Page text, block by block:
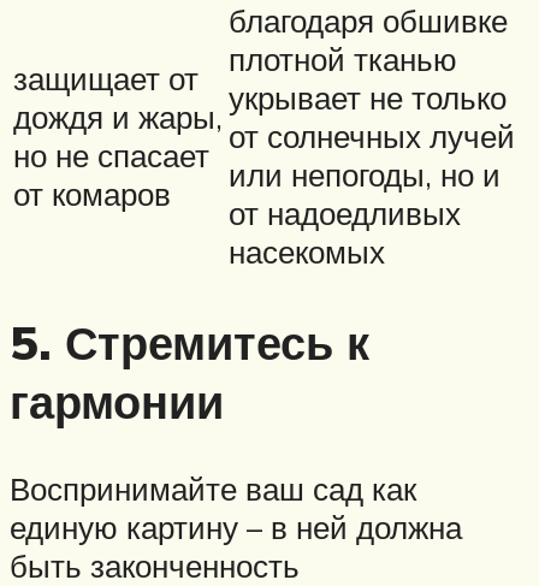
защищает от
дождя и жары,
но не спасает
от комаров
благодаря обшивке
плотной тканью
укрывает не только
от солнечных лучей
или непогоды, но и
от надоедливых
насекомых
5. Стремитесь к
гармонии
Воспринимайте ваш сад как
единую картину – в ней должна
быть законченность